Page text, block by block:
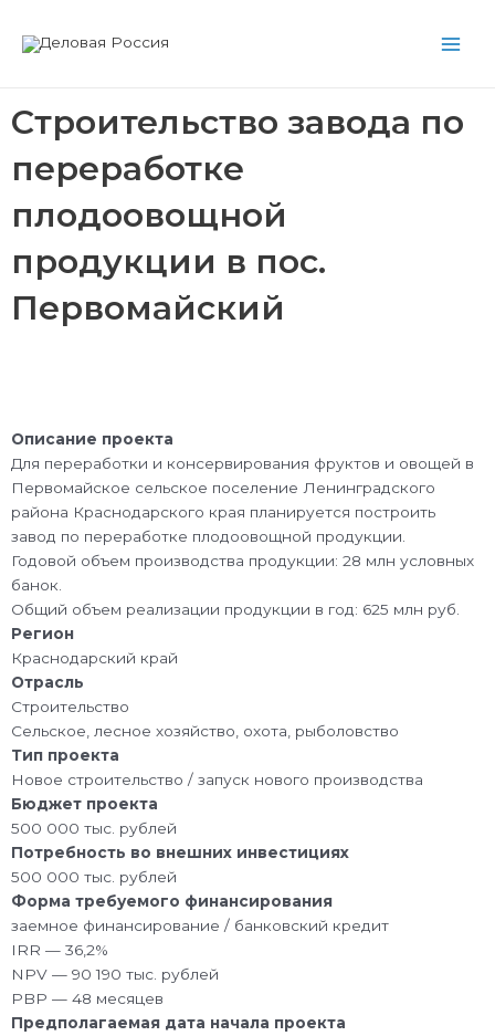
Строительство завода по
переработке
плодоовощной
продукции в пос.
Первомайский
Описание проекта
Для переработки и консервирования фруктов и овощей в
Первомайское сельское поселение Ленинградского
района Краснодарского края планируется построить
завод по переработке плодоовощной продукции.
Годовой объем производства продукции: 28 млн условных
банок.
Общий объем реализации продукции в год: 625 млн руб.
Регион
Краснодарский край
Отрасль
Строительство
Сельское, лесное хозяйство, охота, рыболовство
Тип проекта
Новое строительство / запуск нового производства
Бюджет проекта
500 000 тыс. рублей
Потребность во внешних инвестициях
500 000 тыс. рублей
Форма требуемого финансирования
заемное финансирование / банковский кредит
IRR — 36,2%
NPV — 90 190 тыс. рублей
PBP — 48 месяцев
Предполагаемая дата начала проекта